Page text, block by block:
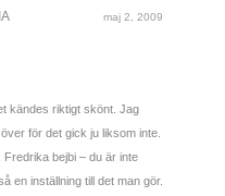
maj 2, 2009
kändes riktigt skönt. Jag
för det gick ju liksom inte.
Fredrika bejbi – du är inte
en inställning till det man gör.